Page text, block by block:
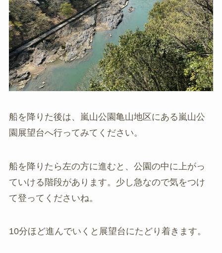
船を降りた後は、嵐山公園亀山地区にある嵐山公
園展望台へ行ってみてください。
船を降りたら左の方に進むと、公園の中に上がっ
ていける階段があります。少し急なので気をつけ
て登ってくださいね。
10分ほど進んでいくと展望台にたどり着きます。